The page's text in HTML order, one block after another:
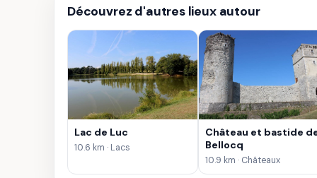
Découvrez d'autres lieux autour
Lac de Luc
10.6 km · Lacs
Château et bastide
Bellocq
10.9 km · Châteaux